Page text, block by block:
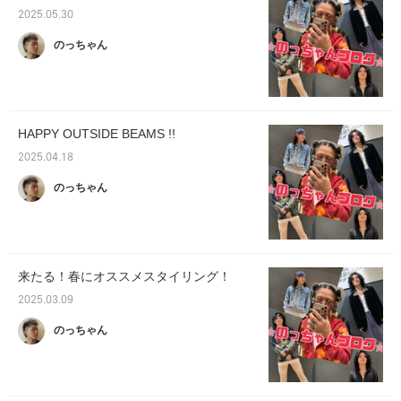
2025.05.30
のっちゃん
HAPPY OUTSIDE BEAMS !!
2025.04.18
のっちゃん
来たる！春にオススメスタイリング！
2025.03.09
のっちゃん